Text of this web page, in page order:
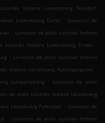
Indiens Luxembourg Neudorf-
Luxembourg Cents . Livraison de
. Livraison de plats cuisinés Indiens
cuisinés Indiens Luxembourg Findel
.
. Livraison de plats cuisinés Indiens
Indiens Lëtzebuerg Rollengergronn
.
Lampertsbierg
. Livraison de plats
de plats cuisinés Indiens Lëtzebuerg
Lëtzebuerg Pafendall . Livraison de
. Livraison de plats cuisinés Indiens